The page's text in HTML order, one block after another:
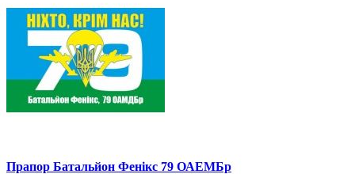
Прапор Батальйон Фенікс 79 ОАЕМБр